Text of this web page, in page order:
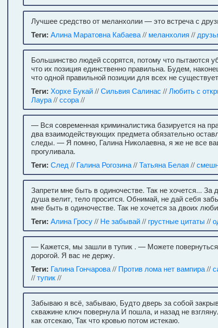
Лучшее средство от меланхолии — это встреча с
Теги: Алина Маратовна Кабаева// меланхолия //
Большинство людей ссорятся, потому что пытаются
что их позиция единственно правильна. Будем,
что одной правильной позиции для всех не
Теги: Хорхе Букай//Сильвия Салинас //Любить с
Лаура//ссора//
— Вся современная криминалистика базируется на
два взаимодействующих предмета обязательно
следы. — Я помню, Галина Николаевна, я же не все
прогуливала.
Теги: След // Галина Рогозина//Татьяна Белая //
Запрети мне быть в одиночестве. Так не хочется... За
душа велит, тело просится. Обнимай, не дай себя
мне быть в одиночестве. Так не хочется за двоих
Теги: Алина Гросу// Не забывай// грустные цитаты //
— Кажется, мы зашли в тупик . — Можете повернуться
дорогой. Я вас не держу.
Теги: Галина Гончарова// Против лома нет вампира//
//тупик//
Забываю я всё, забываю, Будто дверь за собой
скважине ключ повернула И пошла, и назад не
как отсекаю, Так что кровью потом истекаю.